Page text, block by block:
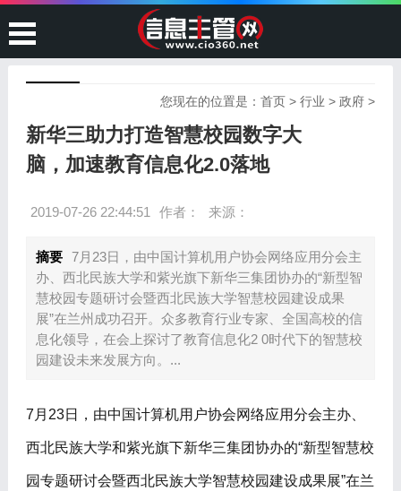
您现在的位置是：首页 >行业 >政府 >
新华三助力打造智慧校园数字大
脑，加速教育信息化2.0落地
2019-07-26 22:44:51 作者： 来源：
摘要 7月23日，由中国计算机用户协会网络应用分会主
办、西北民族大学和紫光旗下新华三集团协办的“新型智
慧校园专题研讨会暨西北民族大学智慧校园建设成果
展”在兰州成功召开。众多教育行业专家、全国高校的信
息化领导，在会上探讨了教育信息化2 0时代下的智慧校
园建设未来发展方向。...
7月23日，由中国计算机用户协会网络应用分会主办、
西北民族大学和紫光旗下新华三集团协办的“新型智慧校
园专题研讨会暨西北民族大学智慧校园建设成果展”在兰